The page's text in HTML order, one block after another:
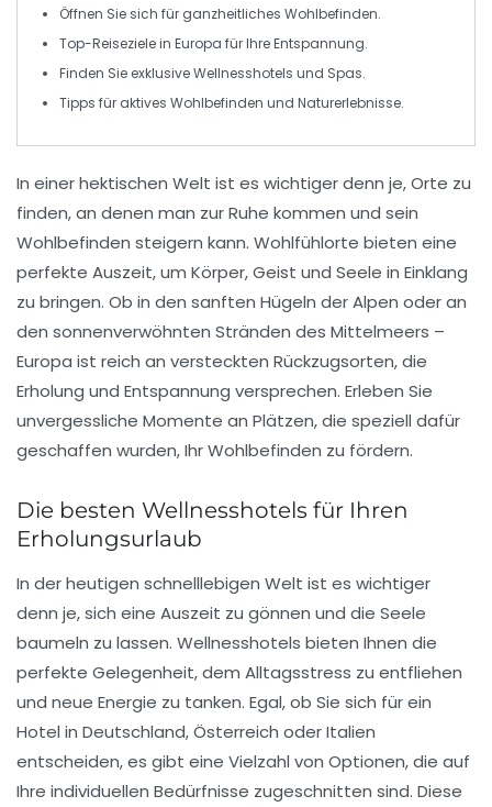
Öffnen Sie sich für ganzheitliches Wohlbefinden.
Top-Reiseziele in Europa für IhreEntspannung.
Finden Sie exklusive Wellnesshotels und Spas.
Tipps für aktives Wohlbefinden und Naturerlebnisse.
In einer hektischen Welt ist es wichtiger denn je, Orte zu
finden, an denen man zur Ruhe kommen und sein
Wohlbefinden steigern kann. Wohlfühlorte bieten eine
perfekte Auszeit, um Körper, Geist und Seele in Einklang
zu bringen. Ob in den sanften Hügeln der Alpen oder an
den sonnenverwöhnten Stränden des Mittelmeers –
Europa ist reich an versteckten Rückzugsorten, die
Erholung und Entspannung versprechen. Erleben Sie
unvergessliche Momente an Plätzen, die speziell dafür
geschaffen wurden, IhrWohlbefinden zu fördern.
Die besten Wellnesshotels für Ihren
Erholungsurlaub
In der heutigen schnelllebigen Welt ist es wichtiger
denn je, sich eine Auszeit zu gönnen und die Seele
baumeln zu lassen. Wellnesshotels bieten Ihnen die
perfekte Gelegenheit, dem Alltagsstress zu entfliehen
und neue Energie zu tanken. Egal, ob Sie sich für ein
Hotel in Deutschland,Österreich oderItalien
entscheiden, es gibt eine Vielzahl von Optionen, die auf
Ihre individuellen Bedürfnisse zugeschnitten sind. Diese